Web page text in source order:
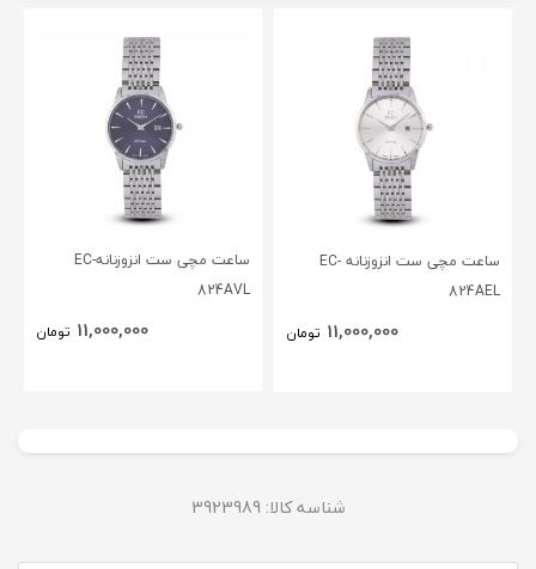
ساعت مچی ست انزوزنانه EC-
824AEL
11,000,000 تومان
ساعت مچی ست انزوزنانهEC-
824AVL
11,000,000 تومان
شناسه کالا: 3923989